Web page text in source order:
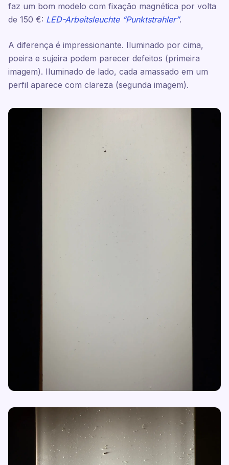
faz um bom modelo com fixação magnética por volta
de 150 €: LED-Arbeitsleuchte “Punktstrahler”.
A diferença é impressionante. Iluminado por cima,
poeira e sujeira podem parecer defeitos (primeira
imagem). Iluminado de lado, cada amassado em um
perfil aparece com clareza (segunda imagem).